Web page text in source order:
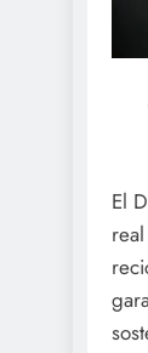
El